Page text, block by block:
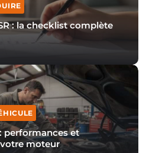
: la checklist complète
performances et
moteur